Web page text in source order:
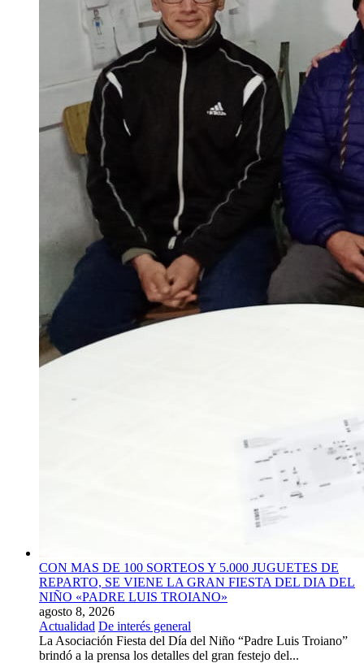
CON MAS DE 100 SORTEOS Y 5.000 JUGUETES DE
REPARTO, SE VIENE LA GRAN FIESTA DEL DIA DEL
NIÑO «PADRE LUIS TROIANO»
agosto 8, 2026
Actualidad De interés general
La Asociación Fiesta del Día del Niño “Padre Luis Troiano”
brindó a la prensa los detalles del gran festejo del...